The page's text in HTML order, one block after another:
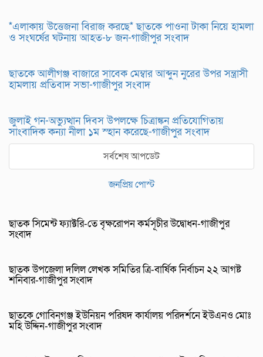
*এলাকায় উত্তেজনা বিরাজ করছে* ছাতকে পাওনা টাকা নিয়ে হামলা
ও সংঘর্ষের ঘটনায় আহত-৮ জন-গাজীপুর সংবাদ
ছাতকে আলীগঞ্জ বাজারে সাবেক মেম্বার আব্দুন নুরের উপর সন্ত্রাসী
হামলায় প্রতিবাদ সভা-গাজীপুর সংবাদ
জুলাই গন-অভ্যুত্থান দিবস উপলক্ষে চিত্রাঙ্কন প্রতিযোগিতায়
সাংবাদিক কন্যা নীলা ১ম স্হান করেছে-গাজীপুর সংবাদ
সর্বশেষ আপডেট
জনপ্রিয় পোস্ট
ছাতক সিমেন্ট ফ্যাক্টরি-তে বৃক্ষরোপন কর্মসূচীর উদ্বোধন-গাজীপুর
সংবাদ
ছাতক উপজেলা দলিল লেখক সমিতির ত্রি-বার্ষিক নির্বাচন ২২ আগষ্ট
শনিবার-গাজীপুর সংবাদ
ছাতকে গোবিনগঞ্জ ইউনিয়ন পরিষদ কার্যালয় পরিদর্শনে ইউএনও মোঃ
মহি উদ্দিন-গাজীপুর সংবাদ